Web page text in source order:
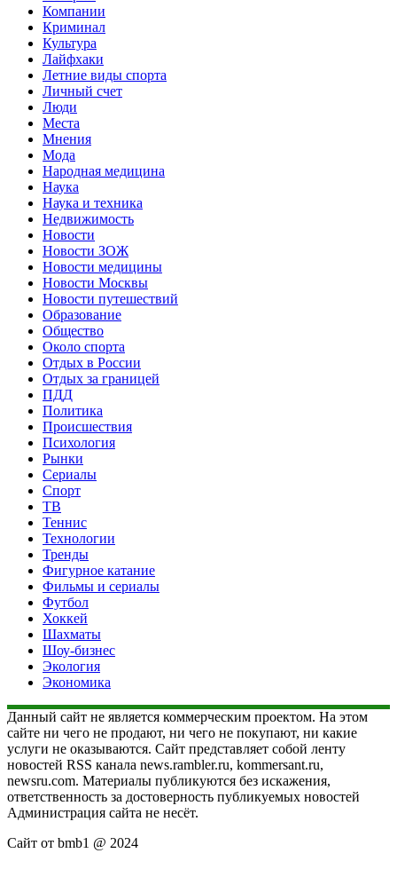
Компании
Криминал
Культура
Лайфхаки
Летние виды спорта
Личный счет
Люди
Места
Мнения
Мода
Народная медицина
Наука
Наука и техника
Недвижимость
Новости
Новости ЗОЖ
Новости медицины
Новости Москвы
Новости путешествий
Образование
Общество
Около спорта
Отдых в России
Отдых за границей
ПДД
Политика
Происшествия
Психология
Рынки
Сериалы
Спорт
ТВ
Теннис
Технологии
Тренды
Фигурное катание
Фильмы и сериалы
Футбол
Хоккей
Шахматы
Шоу-бизнес
Экология
Экономика
Данный сайт не является коммерческим проектом. На этом
сайте ни чего не продают, ни чего не покупают, ни какие
услуги не оказываются. Сайт представляет собой ленту
новостей RSS канала news.rambler.ru, kommersant.ru,
newsru.com. Материалы публикуются без искажения,
ответственность за достоверность публикуемых новостей
Администрация сайта не несёт.
Сайт от bmb1 @ 2024